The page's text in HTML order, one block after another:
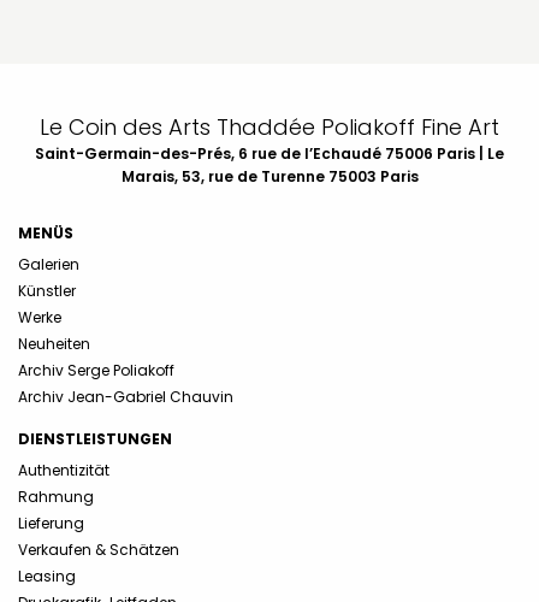
Le Coin des Arts Thaddée Poliakoff Fine Art
Saint-Germain-des-Prés, 6 rue de l’Echaudé 75006 Paris | Le
Marais, 53, rue de Turenne 75003 Paris
MENÜS
Galerien
Künstler
Werke
Neuheiten
Archiv Serge Poliakoff
Archiv Jean-Gabriel Chauvin
DIENSTLEISTUNGEN
Authentizität
Rahmung
Lieferung
Verkaufen & Schätzen
Leasing